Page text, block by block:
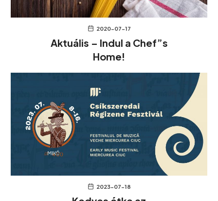
2020-07-17
Aktuális – Indul a Chef”s
Home!
2023-07-18